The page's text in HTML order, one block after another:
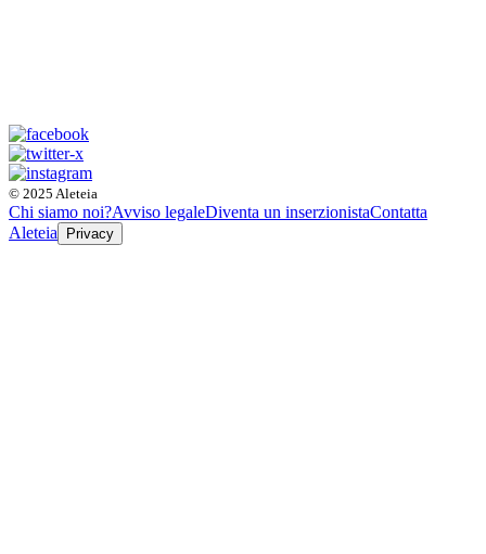
© 2025 Aleteia
Chi siamo noi?Avviso legaleDiventa un inserzionistaContatta
Aleteia
Privacy